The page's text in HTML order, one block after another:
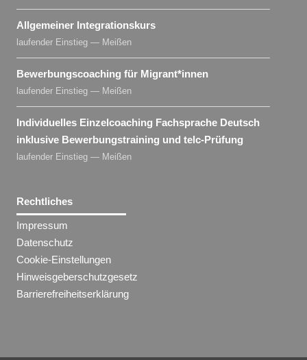
Allgemeiner Integrationskurs
laufender Einstieg — Meißen
Bewerbungscoaching für Migrant​*innen
laufender Einstieg — Meißen
Individuelles Einzelcoaching Fachsprache Deutsch
inklusive Bewerbungstraining und telc-Prüfung
laufender Einstieg — Meißen
Rechtliches
Impressum
Datenschutz
Cookie-Einstellungen
Hinweisgeberschutzgesetz
Barrierefreiheitserklärung